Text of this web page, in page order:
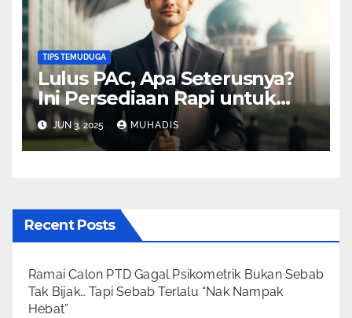
TIPS TEMUDUGA
Lulus PAC, Apa Seterusnya?
Ini Persediaan Rapi untuk
Temuduga Akhir PTD!
JUN 3, 2025 MUHADIS
Recent Posts
Ramai Calon PTD Gagal Psikometrik Bukan Sebab
Tak Bijak… Tapi Sebab Terlalu “Nak Nampak
Hebat”